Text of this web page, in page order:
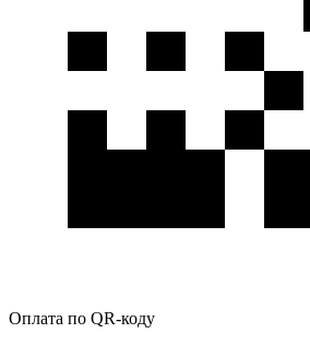
Оплата по QR-коду